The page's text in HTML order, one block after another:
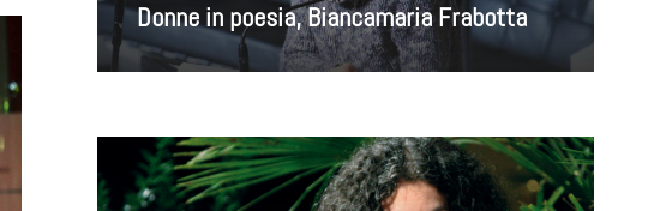
Donne in poesia, Biancamaria Frabotta